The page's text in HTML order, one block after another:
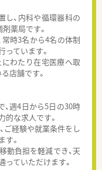
、内科や循環器科の
薬局です。
時3名から4名の体制
ています。
わたり在宅医療へ取
店舗です。
週4日から5日の30時
な求人です。
ご経験や就業条件をし
。
動負担を軽減でき、天
ていただけます。